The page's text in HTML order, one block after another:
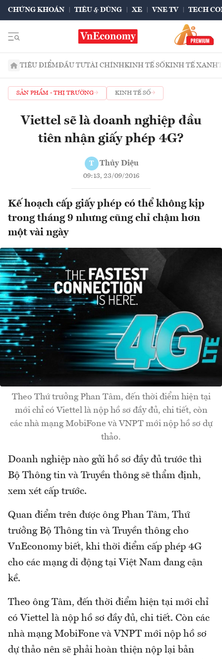
CHỨNG KHOÁN TIÊU & DÙNG XE VNE TV TECH
TIÊU ĐIỂMĐẦU TƯTÀI CHÍNHKINH TẾ SỐKINH TẾ XANH
SẢN PHẨM - THỊ TRƯỜNG KINH TẾ SỐ
Viettel sẽ là doanh nghiệp đầu
tiên nhận giấy phép 4G?
T Thủy Diệu
09:13, 23/09/2016
Kế hoạch cấp giấy phép có thể không kịp
trong tháng 9 nhưng cũng chỉ chậm hơn
một vài ngày
Theo Thứ trưởng Phan Tâm, đến thời điểm hiện tại
mới chỉ có Viettel là nộp hồ sơ đầy đủ, chi tiết, còn
các nhà mạng MobiFone và VNPT mới nộp hồ sơ dự
thảo.
Doanh nghiệp nào gửi hồ sơ đầy đủ trước thì
Bộ Thông tin và Truyền thông sẽ thẩm định,
xem xét cấp trước.
Quan điểm trên được ông Phan Tâm, Thứ
trưởng Bộ Thông tin và Truyền thông cho
VnEconomy biết, khi thời điểm cấp phép 4G
cho các mạng di động tại Việt Nam đang cận
kề.
Theo ông Tâm, đến thời điểm hiện tại mới chỉ
có Viettel là nộp hồ sơ đầy đủ, chi tiết. Còn các
nhà mạng MobiFone và VNPT mới nộp hồ sơ
dự thảo nên sẽ phải hoàn thiện nộp lại bản